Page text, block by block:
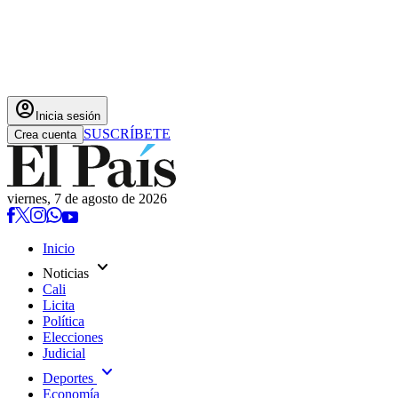
account_circle Inicia sesión
Crea cuenta SUSCRÍBETE
viernes, 7 de agosto de 2026
Inicio
Noticias expand_more
Cali
Licita
Política
Elecciones
Judicial
Deportes expand_more
Economía